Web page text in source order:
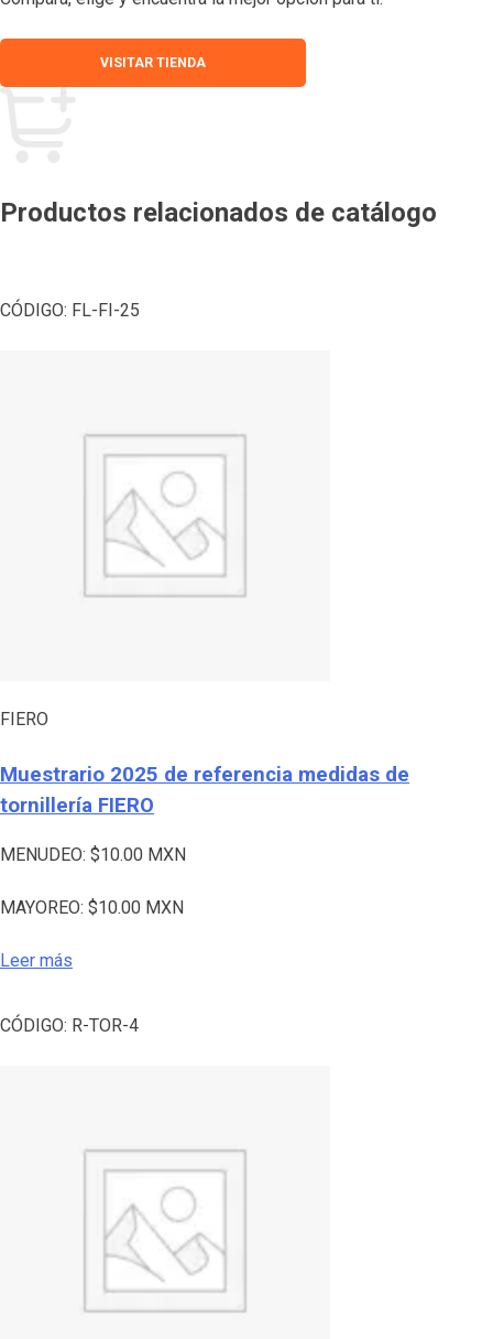
VISITAR TIENDA
Productos relacionados de catálogo
CÓDIGO: FL-FI-25
FIERO
Muestrario 2025 de referencia medidas de
tornillería FIERO
MENUDEO: $10.00 MXN
MAYOREO: $10.00 MXN
Leer más
CÓDIGO: R-TOR-4